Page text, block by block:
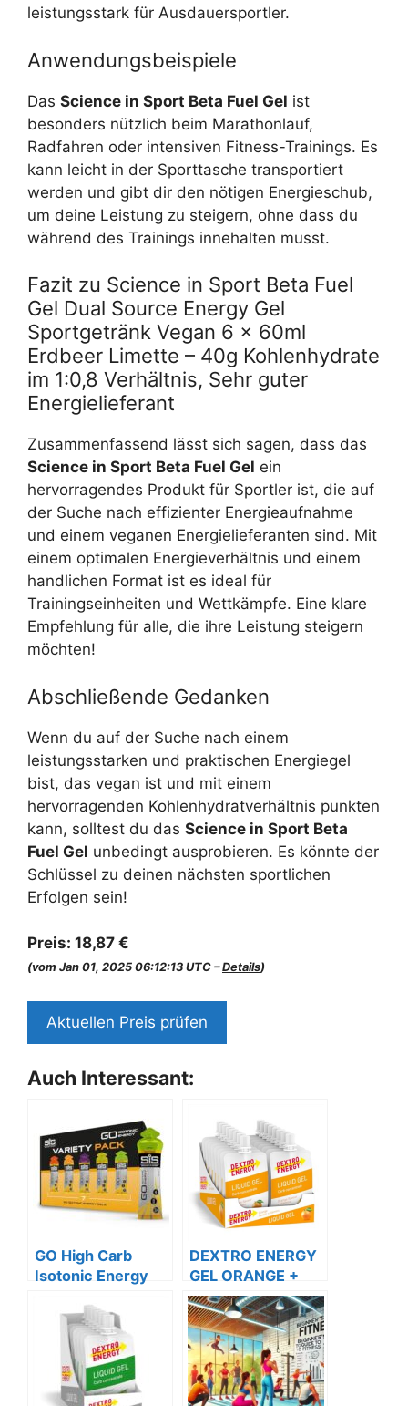
leistungsstark für Ausdauersportler.
Anwendungsbeispiele
Das Science in Sport Beta Fuel Gel ist
besonders nützlich beim Marathonlauf,
Radfahren oder intensiven Fitness-Trainings. Es
kann leicht in der Sporttasche transportiert
werden und gibt dir den nötigen Energieschub,
um deine Leistung zu steigern, ohne dass du
während des Trainings innehalten musst.
Fazit zu Science in Sport Beta Fuel
Gel Dual Source Energy Gel
Sportgetränk Vegan 6 x 60ml
Erdbeer Limette – 40g Kohlenhydrate
im 1:0,8 Verhältnis, Sehr guter
Energielieferant
Zusammenfassend lässt sich sagen, dass das
Science in Sport Beta Fuel Gel ein
hervorragendes Produkt für Sportler ist, die auf
der Suche nach effizienter Energieaufnahme
und einem veganen Energielieferanten sind. Mit
einem optimalen Energieverhältnis und einem
handlichen Format ist es ideal für
Trainingseinheiten und Wettkämpfe. Eine klare
Empfehlung für alle, die ihre Leistung steigern
möchten!
Abschließende Gedanken
Wenn du auf der Suche nach einem
leistungsstarken und praktischen Energiegel
bist, das vegan ist und mit einem
hervorragenden Kohlenhydratverhältnis punkten
kann, solltest du das Science in Sport Beta
Fuel Gel unbedingt ausprobieren. Es könnte der
Schlüssel zu deinen nächsten sportlichen
Erfolgen sein!
Preis: 18,87 €
(vom Jan 01, 2025 06:12:13 UTC –Details)
Aktuellen Preis prüfen
Auch Interessant:
GO High Carb
Isotonic Energy
Vegan
DEXTRO ENERGY
GEL ORANGE +
VITAMINE –
18x60ml
Traubenzucker